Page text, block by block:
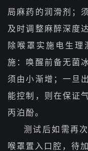
局麻药的润滑剂；
及时调整麻醉深度
除喉罩实施电生理
施：唤醒前备无菌
须由小渐增；一旦
能控制，则在保证
丙泊酚。
测试后如需再
喉罩置入口腔，待